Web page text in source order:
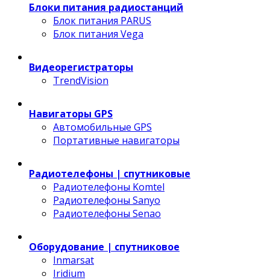
Блоки питания радиостанций
Блок питания PARUS
Блок питания Vega
Видеорегистраторы
TrendVision
Навигаторы GPS
Автомобильные GPS
Портативные навигаторы
Радиотелефоны | спутниковые
Радиотелефоны Komtel
Радиотелефоны Sanyo
Радиотелефоны Senao
Оборудование | спутниковое
Inmarsat
Iridium